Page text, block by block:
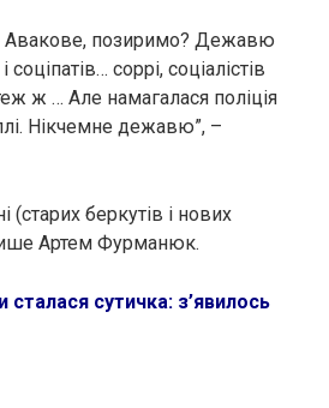
Авакове, позиримо? Дежавю
соррі, соціалістів
ж … Але намагалася поліція
Нікчемне дежавю”, –
(старих беркутів і нових
Артем Фурманюк.
сутичка: з’явилось